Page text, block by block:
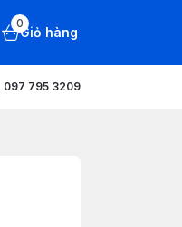
0
Giỏ hàng
097 795 3209